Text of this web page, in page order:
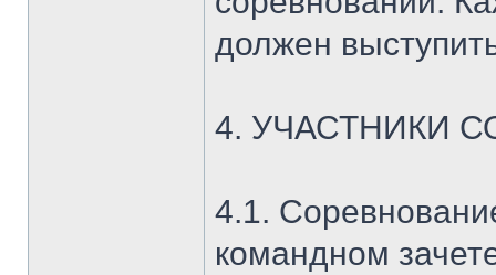
должен
4. УЧАСТНИКИ
4.1.
командном